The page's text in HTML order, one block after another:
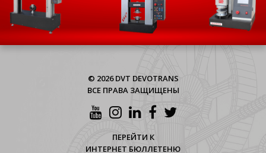
© 2026 DVT DEVOTRANS
ВСЕ ПРАВА ЗАЩИЩЕНЫ
ПЕРЕЙТИ К
ИНТЕРНЕТ БЮЛЛЕТЕНЮ